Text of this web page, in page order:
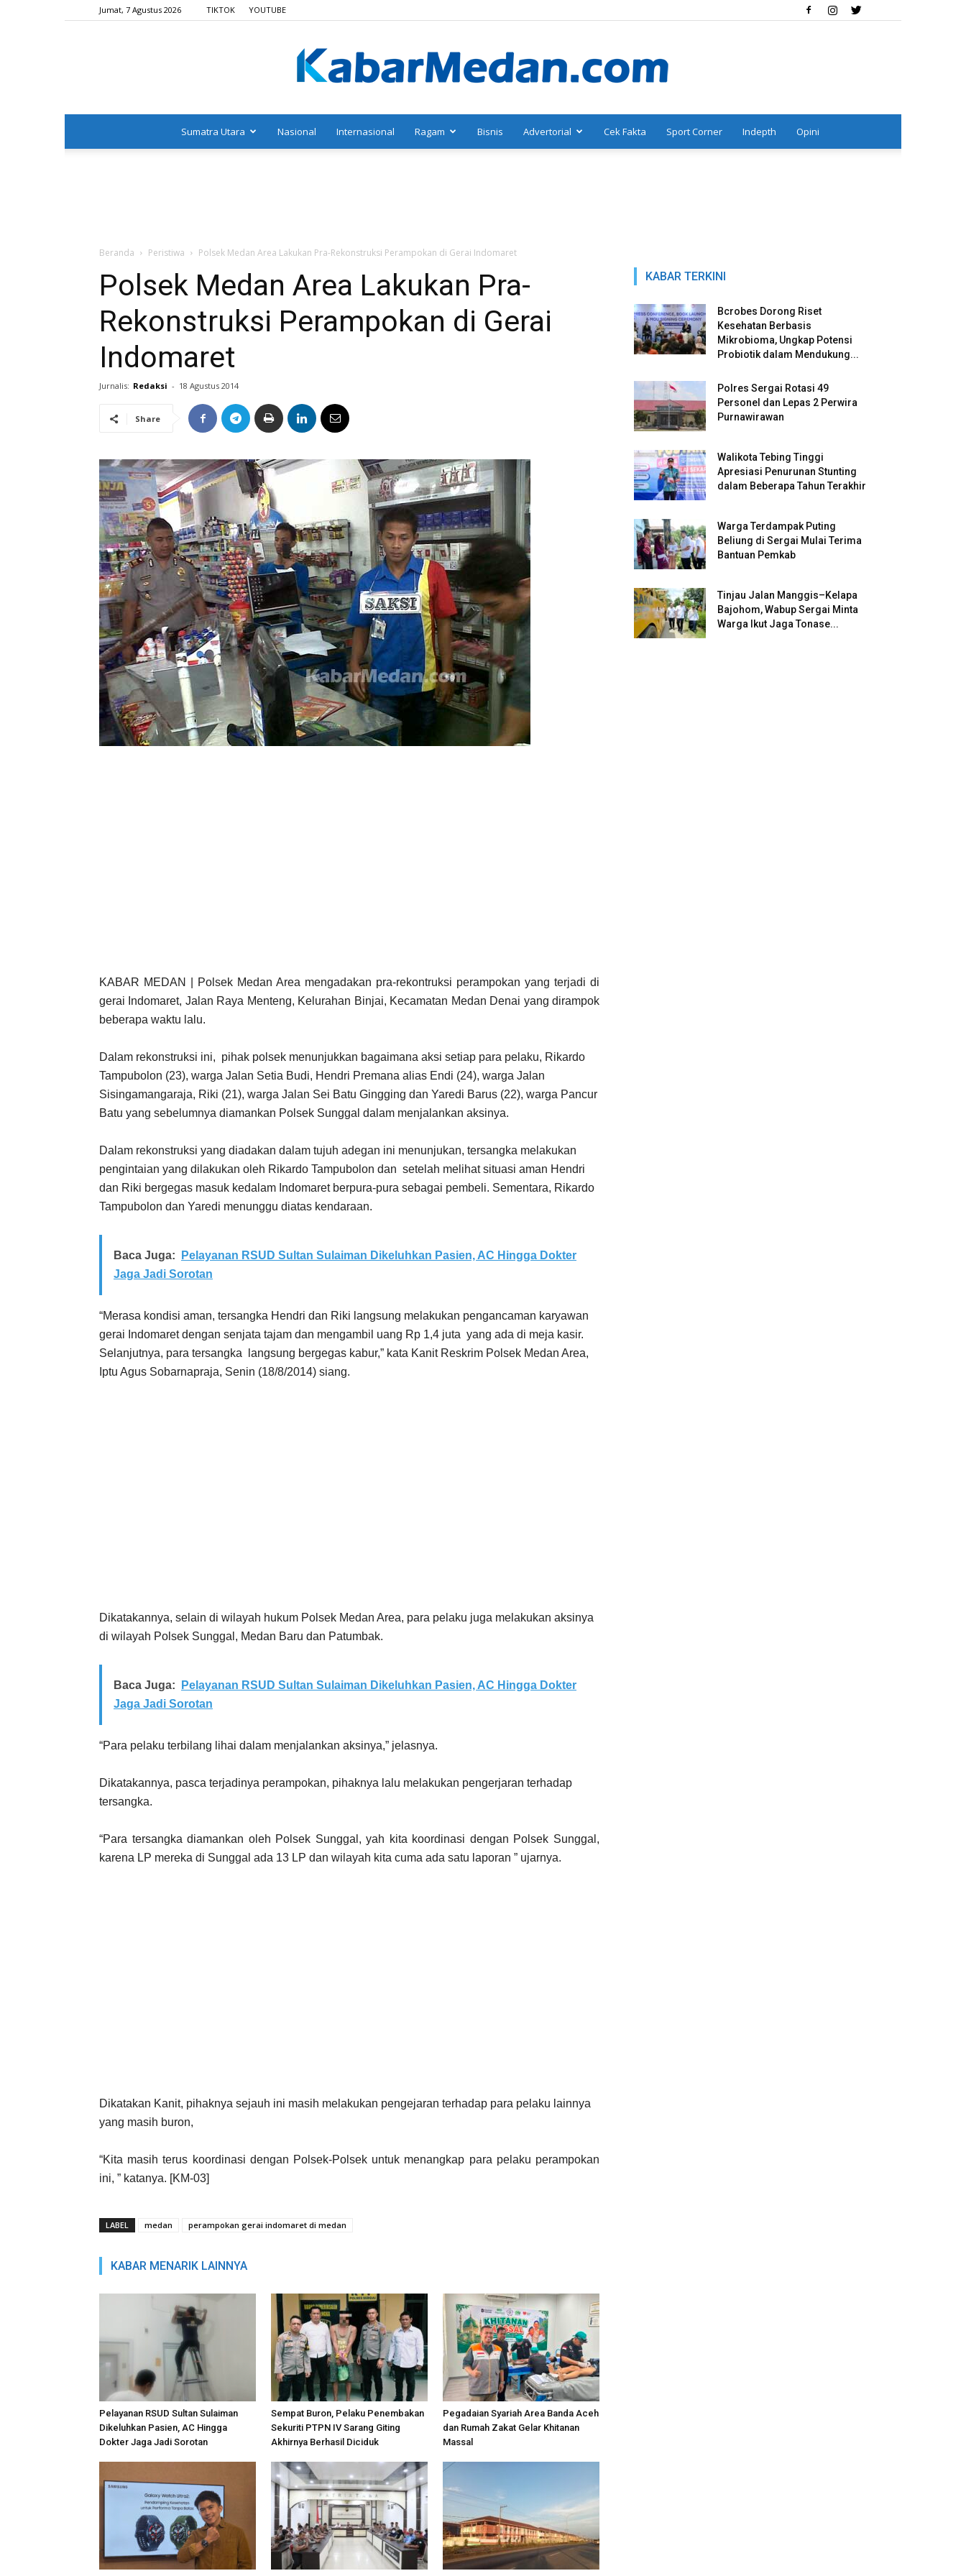
Jumat, 7 Agustus 2026 TIKTOK YOUTUBE
Sumatra Utara Nasional Internasional Ragam Bisnis Advertorial Cek Fakta Sport Corner Indepth Opini
Beranda Peristiwa Polsek Medan Area Lakukan Pra-Rekonstruksi Perampokan di Gerai Indomaret
Polsek Medan Area Lakukan Pra-
Rekonstruksi Perampokan di Gerai
Indomaret
Jurnalis: Redaksi - 18 Agustus 2014
Share
KABAR MEDAN | Polsek Medan Area mengadakan pra-rekontruksi perampokan yang terjadi di
gerai Indomaret, Jalan Raya Menteng, Kelurahan Binjai, Kecamatan Medan Denai yang dirampok
beberapa waktu lalu.
Dalam rekonstruksi ini, pihak polsek menunjukkan bagaimana aksi setiap para pelaku, Rikardo
Tampubolon (23), warga Jalan Setia Budi, Hendri Premana alias Endi (24), warga Jalan
Sisingamangaraja, Riki (21), warga Jalan Sei Batu Gingging dan Yaredi Barus (22), warga Pancur
Batu yang sebelumnya diamankan Polsek Sunggal dalam menjalankan aksinya.
Dalam rekonstruksi yang diadakan dalam tujuh adegan ini menunjukan, tersangka melakukan
pengintaian yang dilakukan oleh Rikardo Tampubolon dan setelah melihat situasi aman Hendri
dan Riki bergegas masuk kedalam Indomaret berpura-pura sebagai pembeli. Sementara, Rikardo
Tampubolon dan Yaredi menunggu diatas kendaraan.
Baca Juga:
Pelayanan RSUD Sultan Sulaiman Dikeluhkan Pasien, AC Hingga Dokter
Jaga Jadi Sorotan
“Merasa kondisi aman, tersangka Hendri dan Riki langsung melakukan pengancaman karyawan
gerai Indomaret dengan senjata tajam dan mengambil uang Rp 1,4 juta yang ada di meja kasir.
Selanjutnya, para tersangka langsung bergegas kabur,” kata Kanit Reskrim Polsek Medan Area,
Iptu Agus Sobarnapraja, Senin (18/8/2014) siang.
Dikatakannya, selain di wilayah hukum Polsek Medan Area, para pelaku juga melakukan aksinya
di wilayah Polsek Sunggal, Medan Baru dan Patumbak.
Baca Juga:
Pelayanan RSUD Sultan Sulaiman Dikeluhkan Pasien, AC Hingga Dokter
Jaga Jadi Sorotan
“Para pelaku terbilang lihai dalam menjalankan aksinya,” jelasnya.
Dikatakannya, pasca terjadinya perampokan, pihaknya lalu melakukan pengerjaran terhadap
tersangka.
“Para tersangka diamankan oleh Polsek Sunggal, yah kita koordinasi dengan Polsek Sunggal,
karena LP mereka di Sunggal ada 13 LP dan wilayah kita cuma ada satu laporan ” ujarnya.
Dikatakan Kanit, pihaknya sejauh ini masih melakukan pengejaran terhadap para pelaku lainnya
yang masih buron,
“Kita masih terus koordinasi dengan Polsek-Polsek untuk menangkap para pelaku perampokan
ini, ” katanya. [KM-03]
LABEL medan perampokan gerai indomaret di medan
KABAR MENARIK LAINNYA
Pelayanan RSUD Sultan Sulaiman
Dikeluhkan Pasien, AC Hingga
Dokter Jaga Jadi Sorotan
Sempat Buron, Pelaku Penembakan
Sekuriti PTPN IV Sarang Giting
Akhirnya Berhasil Diciduk
Pegadaian Syariah Area Banda Aceh
dan Rumah Zakat Gelar Khitanan
Massal
KABAR TERKINI
Bcrobes Dorong Riset
Kesehatan Berbasis
Mikrobioma, Ungkap Potensi
Probiotik dalam Mendukung...
Polres Sergai Rotasi 49
Personel dan Lepas 2 Perwira
Purnawirawan
Walikota Tebing Tinggi
Apresiasi Penurunan Stunting
dalam Beberapa Tahun Terakhir
Warga Terdampak Puting
Beliung di Sergai Mulai Terima
Bantuan Pemkab
Tinjau Jalan Manggis–Kelapa
Bajohom, Wabup Sergai Minta
Warga Ikut Jaga Tonase...